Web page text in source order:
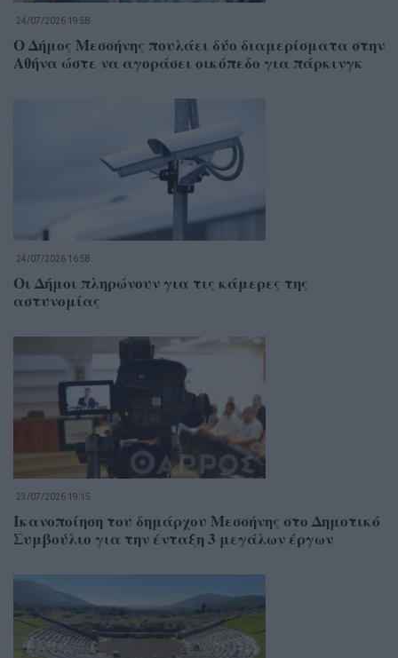
24/07/2026 19:58
Ο Δήμος Μεσσήνης πουλάει δύο διαμερίσματα στην
Αθήνα ώστε να αγοράσει οικόπεδο για πάρκινγκ
24/07/2026 16:58
Οι Δήμοι πληρώνουν για τις κάμερες της
αστυνομίας
23/07/2026 19:15
Ικανοποίηση του δημάρχου Μεσσήνης στο Δημοτικό
Συμβούλιο για την ένταξη 3 μεγάλων έργων